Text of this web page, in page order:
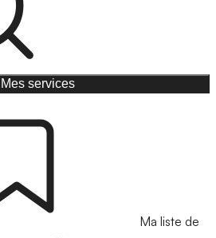
Mes services
Ma liste de